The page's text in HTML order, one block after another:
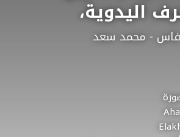
اليدوية،
فاس - محمد سعد